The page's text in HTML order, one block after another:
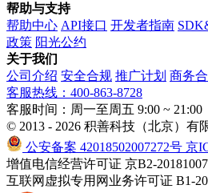
帮助与支持
帮助中心 API接口 开发者指南
政策 阳光公约
关于我们
公司介绍 安全合规 推广计划 商务
客服热线：400-863-8728
客服时间：周一至周五 9:00 ~ 21:00
© 2013 - 2026 积善科技（北京）有
公安备案 42018502007272号 京
增值电信经营许可证 京B2-20181007
互联网虚拟专用网业务许可证 B1-